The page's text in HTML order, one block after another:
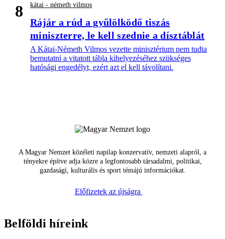
8 kátai - németh vilmos
Rájár a rúd a gyűlölködő tiszás
miniszterre, le kell szednie a dísztáblát
A Kátai-Németh Vilmos vezette minisztérium nem tudta
bemutatni a vitatott tábla kihelyezéséhez szükséges
hatósági engedélyt, ezért azt el kell távolítani.
A Magyar Nemzet közéleti napilap konzervatív, nemzeti alapról, a
tényekre építve adja közre a legfontosabb társadalmi, politikai,
gazdasági, kulturális és sport témájú információkat.
Előfizetek az újságra
Belföldi híreink